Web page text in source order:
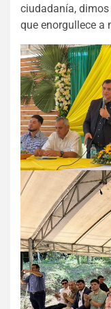
ciudadanía,
que enorgullece a